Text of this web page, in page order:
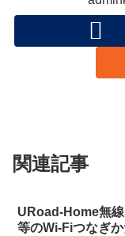
関連記事
URoad-Home無
等のWi-Fiつなぎか